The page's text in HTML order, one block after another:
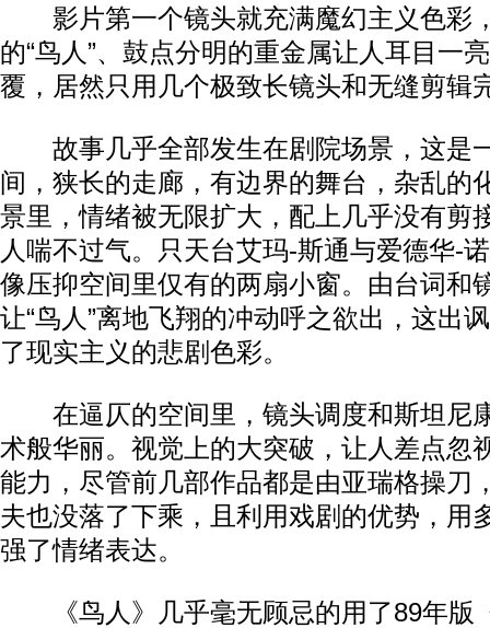
影片第一个镜头就充满魔幻主义色彩
的“鸟人”、鼓点分明的重金属让人耳目一
覆，居然只用几个极致长镜头和无缝剪辑
故事几乎全部发生在剧院场景，这是
间，狭长的走廊，有边界的舞台，杂乱
景里，情绪被无限扩大，配上几乎没有剪
人喘不过气。只天台艾玛-斯通与爱德华-
像压抑空间里仅有的两扇小窗。由台词和
让“鸟人”离地飞翔的冲动呼之欲出，这出
了现实主义的悲剧色彩。
在逼仄的空间里，镜头调度和斯坦尼
术般华丽。视觉上的大突破，让人差点忽
能力，尽管前几部作品都是由亚瑞格操刀
夫也没落了下乘，且利用戏剧的优势，用
强了情绪表达。
《鸟人》几乎毫无顾忌的用了89年版